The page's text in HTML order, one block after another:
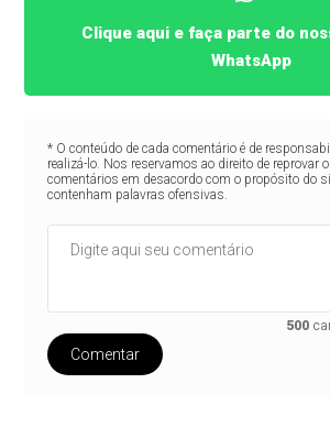
Clique aqui e faça parte do
WhatsApp
* O conteúdo de cada comentário é de
realizá-lo. Nos reservamos ao direito de reprovar
comentários em desacordo com o propósito do
contenham palavras ofensivas.
500
Comentar